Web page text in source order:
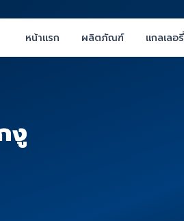
หน้าแรก
ผลิตภัณฑ์ แกลเลอรี่
งู